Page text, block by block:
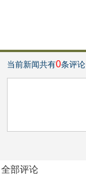
当前新闻共有0条评论
全部评论